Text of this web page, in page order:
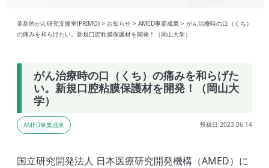
革新的がん研究支援室(PRIMO) > お知らせ > AMED事業成果 > がん治療時の口（くち）
の痛みを和らげたい。新規口腔粘膜保護材を開発！（岡山大学）
がん治療時の口（くち）の痛みを和らげた
い。新規口腔粘膜保護材を開発！（岡山大
学）
AMED事業成果 投稿日:2023.06.14
国立研究開発法人 日本医療研究開発機構（AMED）に